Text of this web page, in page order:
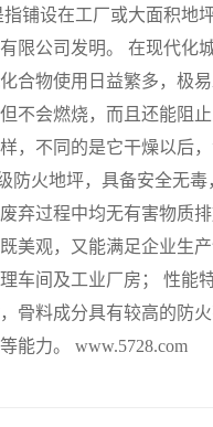
铺设在工厂或大面积地
限公司发明。 在现代化
合物使用日益繁多，极
不会燃烧，而且还能阻
，不同的是它干燥以后
防火地坪，具备安全无
弃过程中均无有害物质
美观，又能满足企业生
车间及工业厂房； 性能
骨料成分具有较高的防
能力。 www.5728.com